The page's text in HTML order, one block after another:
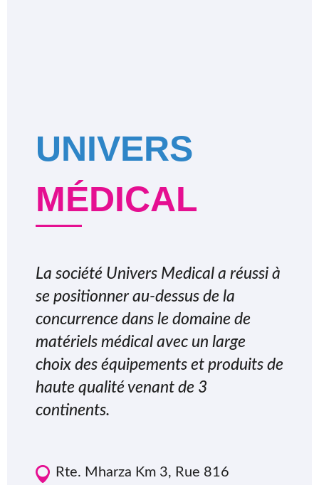
UNIVERS
MÉDICAL
La société Univers Medical a réussi à
se positionner au-dessus de la
concurrence dans le domaine de
matériels médical avec un large
choix des équipements et produits de
haute qualité venant de 3
continents.
Rte. Mharza Km 3, Rue 816